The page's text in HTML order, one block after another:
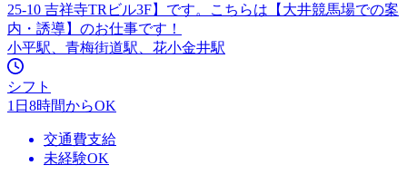
25-10 吉祥寺TRビル3F】です。こちらは【大井競馬場での案
内・誘導】のお仕事です！
小平駅、青梅街道駅、花小金井駅
シフト
1日8時間からOK
交通費支給
未経験OK